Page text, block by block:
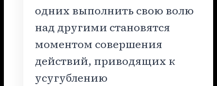
одних выполнить свою волю
над другими становятся
моментом совершения
действий, приводящих к
усугублению